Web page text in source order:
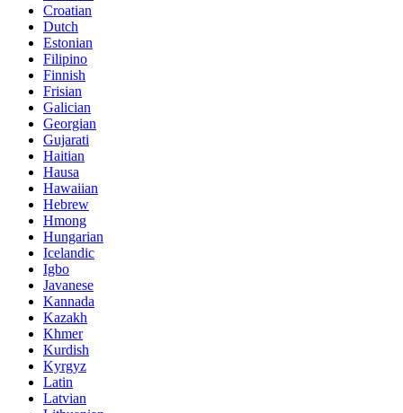
Croatian
Dutch
Estonian
Filipino
Finnish
Frisian
Galician
Georgian
Gujarati
Haitian
Hausa
Hawaiian
Hebrew
Hmong
Hungarian
Icelandic
Igbo
Javanese
Kannada
Kazakh
Khmer
Kurdish
Kyrgyz
Latin
Latvian